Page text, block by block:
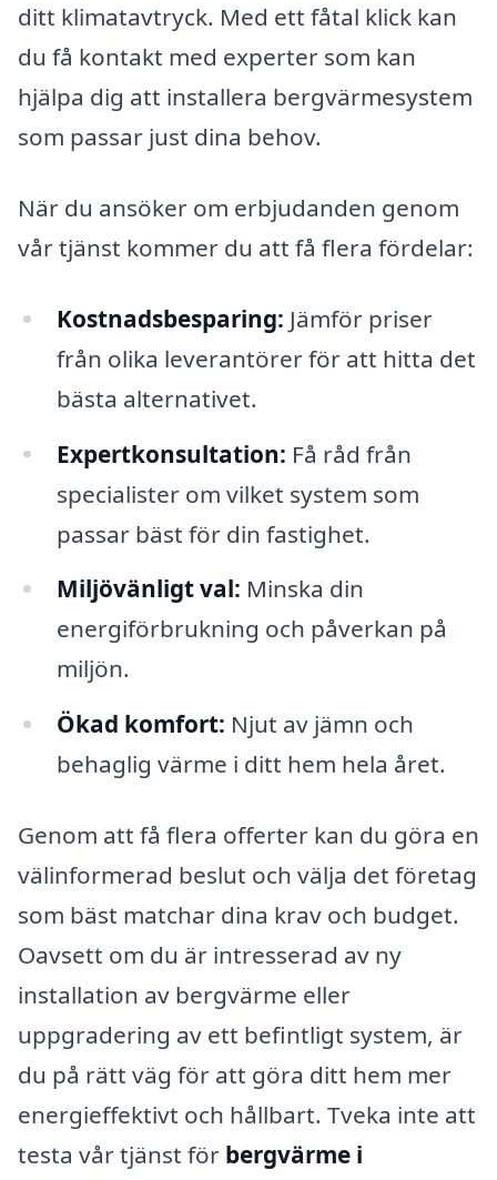
ditt klimatavtryck. Med ett fåtal klick kan
du få kontakt med experter som kan
hjälpa dig att installera bergvärmesystem
som passar just dina behov.
När du ansöker om erbjudanden genom
vår tjänst kommer du att få flera fördelar:
Kostnadsbesparing: Jämför priser
från olika leverantörer för att hitta det
bästa alternativet.
Expertkonsultation: Få råd från
specialister om vilket system som
passar bäst för din fastighet.
Miljövänligt val: Minska din
energiförbrukning och påverkan på
miljön.
Ökad komfort: Njut av jämn och
behaglig värme i ditt hem hela året.
Genom att få flera offerter kan du göra en
välinformerad beslut och välja det företag
som bäst matchar dina krav och budget.
Oavsett om du är intresserad av ny
installation av bergvärme eller
uppgradering av ett befintligt system, är
du på rätt väg för att göra ditt hem mer
energieffektivt och hållbart. Tveka inte att
testa vår tjänst för bergvärme i